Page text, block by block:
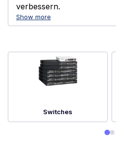
verbessern.
Show more
Switches